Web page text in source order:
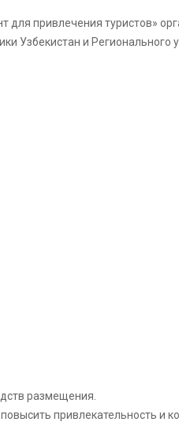
привлечения туристов»
Узбекистан и Регионального
размещения.
привлекательность и